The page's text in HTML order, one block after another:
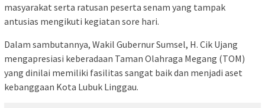
masyarakat serta ratusan peserta senam yang tampak
antusias mengikuti kegiatan sore hari.
Dalam sambutannya, Wakil Gubernur Sumsel, H. Cik Ujang
mengapresiasi keberadaan Taman Olahraga Megang (TOM)
yang dinilai memiliki fasilitas sangat baik dan menjadi aset
kebanggaan Kota Lubuk Linggau.